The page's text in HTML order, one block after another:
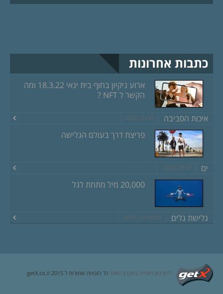
כתבות אחרונות
ארוע ניקיון בחוף בית ינאי 18.3.22 ומה
הקשר ל NFT ?
איכות הסביבה מרץ 8, 2022
פריצת דרך בעולם הגלישה
ים יוני 18, 2020
20,000 מיל מתחת לגל
גלישת גלים דצמבר 13, 2019
לחץ כאן לצפייה בתקנון האתר כל הזכויות שמורות ל getX.co.il 2015